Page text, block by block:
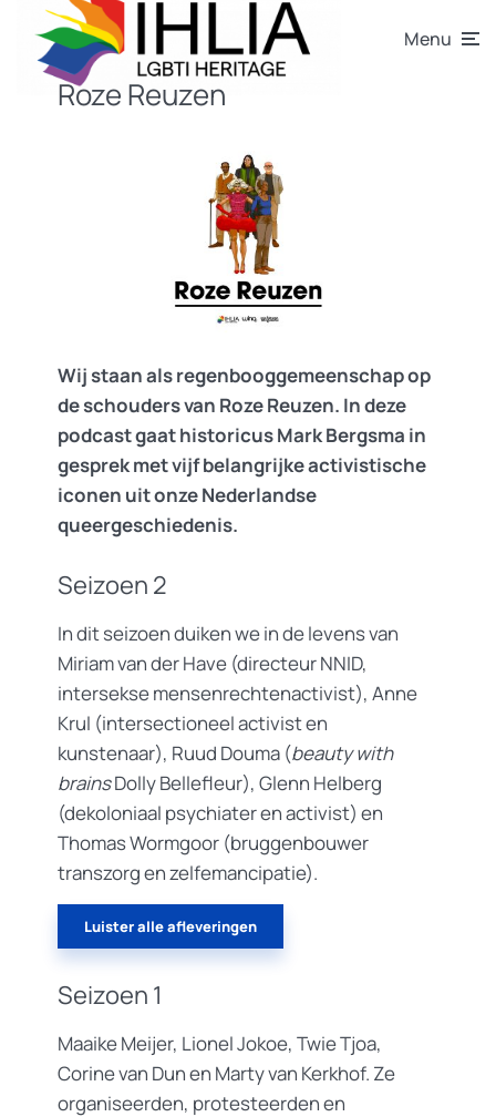
Menu
Roze Reuzen
Wij staan als regenbooggemeenschap op
de schouders van Roze Reuzen. In deze
podcast gaat historicus Mark Bergsma in
gesprek met vijf belangrijke activistische
iconen uit onze Nederlandse
queergeschiedenis.
Seizoen 2
In dit seizoen duiken we in de levens van
Miriam van der Have (directeur NNID,
intersekse mensenrechtenactivist), Anne
Krul (intersectioneel activist en
kunstenaar), Ruud Douma (beauty with
brainsDolly Bellefleur), Glenn Helberg
(dekoloniaal psychiater en activist) en
Thomas Wormgoor (bruggenbouwer
transzorg en zelfemancipatie).
Luister alle afleveringen
Seizoen 1
Maaike Meijer, Lionel Jokoe, Twie Tjoa,
Corine van Dun en Marty van Kerkhof. Ze
organiseerden, protesteerden en